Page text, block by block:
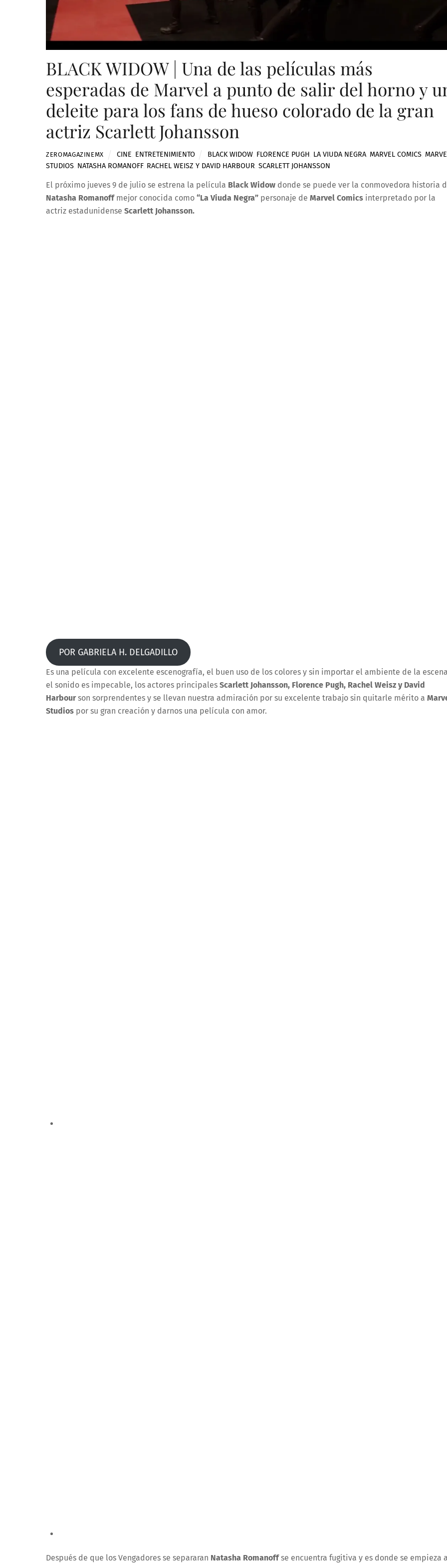
BLACK WIDOW | Una de las películas más
esperadas de Marvel a punto de salir del horno y
deleite para los fans de hueso colorado de la gran
actriz Scarlett Johansson
ZEROMAGAZINEMX CINE ENTRETENIMIENTO BLACK WIDOW, FLORENCE PUGH LA VIUDA NEGRA, MARVEL COMICS,
STUDIOS NATASHA ROMANOFF, RACHEL WEISZ Y DAVID HARBOUR SCARLETT JOHANSSON
El próximo jueves 9 de julio se estrena la película Black Widow donde se puede ver la conmovedora historia
Natasha Romanoff mejor conocida como “La Viuda Negra” personaje de Marvel Comics interpretado por la
actriz estadunidense Scarlett Johansson.
POR GABRIELA H. DELGADILLO
Es una película con excelente escenografía, el buen uso de los colores y sin importar el ambiente de la
el sonido es impecable, los actores principales Scarlett Johansson, Florence Pugh, Rachel Weisz y David
Harbourson sorprendentes y se llevan nuestra admiración por su excelente trabajo sin quitarle mérito a
Studios por su gran creación y darnos una película con amor.
Después de que los Vengadores se separaran Natasha Romanoffse encuentra fugitiva y es donde se empieza